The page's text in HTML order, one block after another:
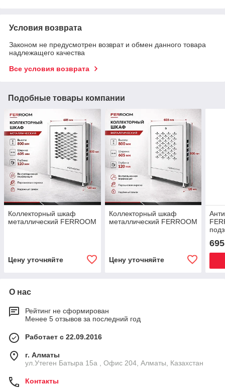
Условия возврата
Законом не предусмотрен возврат и обмен данного товара
надлежащего качества
Все условия возврата
Подобные товары компании
Коллекторный шкаф
металлический FERROOM
Цену уточняйте
Коллекторный шкаф
металлический FERROOM
Цену уточняйте
О нас
Рейтинг не сформирован
Менее 5 отзывов за последний год
Работает с 22.09.2016
г. Алматы
ул.Утеген Батыра 15а , Офис 204, Алматы, Казахстан
Контакты